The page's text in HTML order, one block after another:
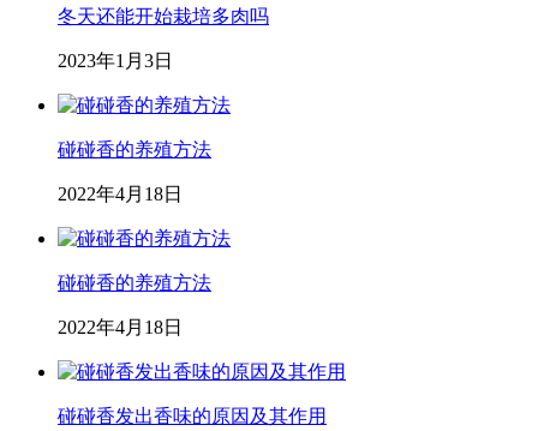
冬天还能开始栽培多肉吗
2023年1月3日
碰碰香的养殖方法
2022年4月18日
碰碰香的养殖方法
2022年4月18日
碰碰香发出香味的原因及其作用